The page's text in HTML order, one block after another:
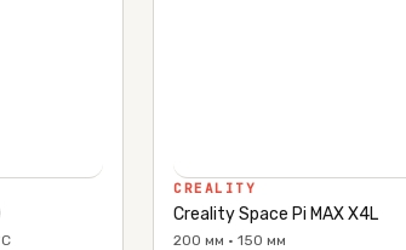
CREALITY
Creality Space Pi MAX X4L
200 мм · 150 мм